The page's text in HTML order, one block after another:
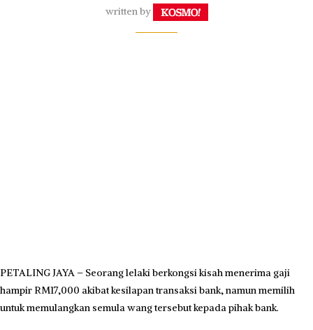
written by
PETALING JAYA – Seorang lelaki berkongsi kisah menerima gaji
hampir RM17,000 akibat kesilapan transaksi bank, namun memilih
untuk memulangkan semula wang tersebut kepada pihak bank.